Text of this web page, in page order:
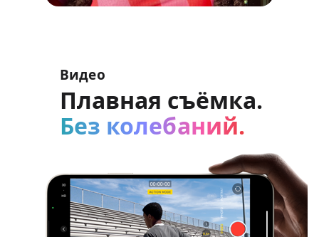
Видео
Плавная съёмка.
Без колебаний.